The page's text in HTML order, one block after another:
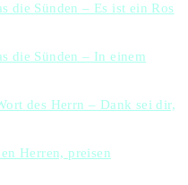
die Sünden – Es ist ein Ros
die Sünden – In einem
des Herrn – Dank sei dir,
Herren, preisen